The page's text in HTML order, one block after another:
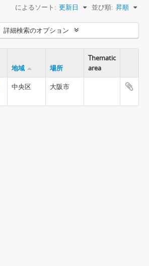
によるソート: 更新日 並び順: 昇順
詳細検索のオプション
地域 場所
Thematic
area
中央区 大阪市